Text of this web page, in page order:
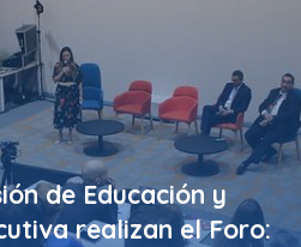
de Educación y
realizan el Foro: